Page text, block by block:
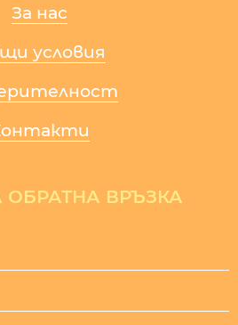
За нас
условия
ВРЪЗКА